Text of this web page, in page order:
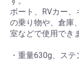
ボート、RVカー
の乗り物や、倉庫
室などで使用でき
・重量630g、ス